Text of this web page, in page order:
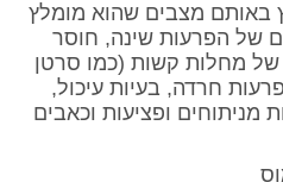
באותם מצבים שהוא מומלץ
של הפרעות שינה, חוסר
של מחלות קשות (כמו סרטן
חרדה, בעיות עיכול,
ופציעות וכאבים